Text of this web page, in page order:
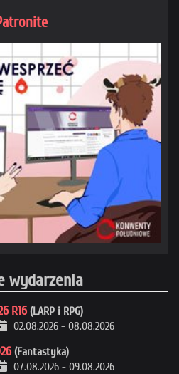
wydarzenia
R16 (LARP i RPG)
02.08.2026 - 08.08.2026
(Fantastyka)
07.08.2026 - 09.08.2026